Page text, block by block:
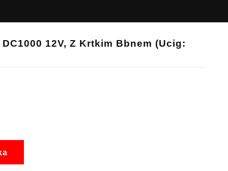
12V, Z Krtkim Bbnem (ucig: